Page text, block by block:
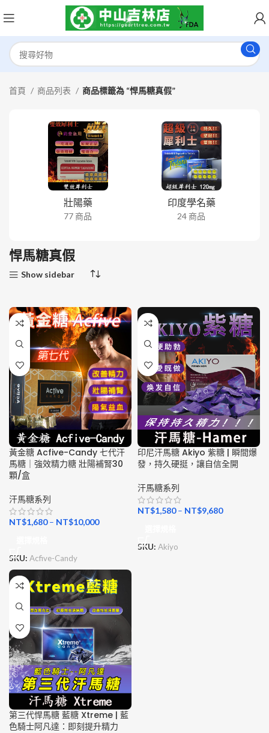
首頁 商品列表 商品標籤為 “悍馬糖真假”
壯陽藥
77 商品
印度學名藥
24 商品
悍馬糖真假
Show sidebar
黃金糖 Acfive-Candy 七代汗
馬糖｜強效精力糖 壯陽補腎30
顆/盒
汗馬糖系列
NT$1,680– NT$10,000
SKU: Acfive-Candy
印尼汗馬糖 Akiyo 紫糖 | 瞬間爆
發，持久硬挺，讓自信全開
汗馬糖系列
NT$1,580– NT$9,680
SKU: Akiyo
第三代悍馬糖 藍糖 Xtreme | 藍
色騎士阿凡達：即刻提升精力